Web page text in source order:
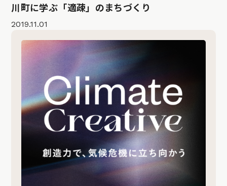
川町に学ぶ「適疎」のまちづくり
2019.11.01